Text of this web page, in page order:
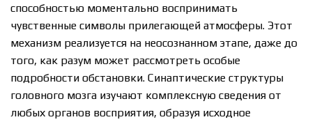
способностью моментально воспринимать
чувственные символы прилегающей атмосферы. Этот
механизм реализуется на неосознанном этапе, даже до
того, как разум может рассмотреть особые
подробности обстановки. Синаптические структуры
головного мозга изучают комплексную сведения от
любых органов восприятия, образуя исходное